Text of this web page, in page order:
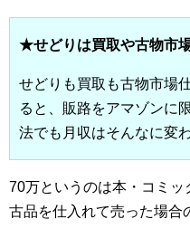
★せどりは買取や古物市
せどりも買取も古物市場
ると、販路をアマゾンに
法でも月収はそんなに変
70万というのは本・コミ
古品を仕入れて売った場合